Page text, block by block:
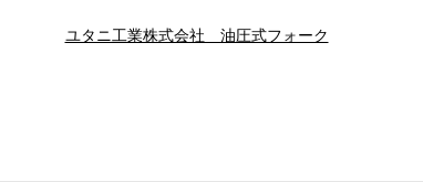
ユタニ工業株式会社 油圧式フォーク